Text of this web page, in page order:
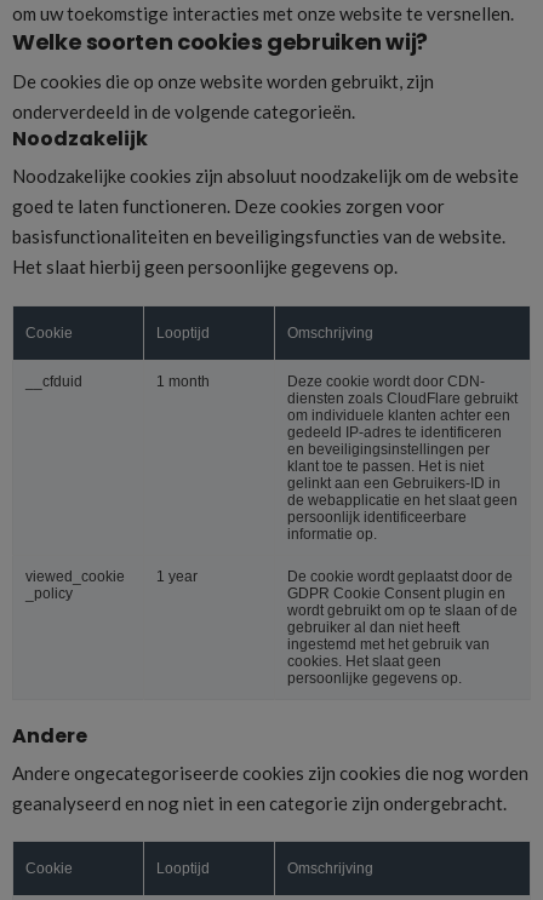
om uw toekomstige interacties met onze website te versnellen.
Welke soorten cookies gebruiken wij?
De cookies die op onze website worden gebruikt, zijn
onderverdeeld in de volgende categorieën.
Noodzakelijk
Noodzakelijke cookies zijn absoluut noodzakelijk om de website
goed te laten functioneren. Deze cookies zorgen voor
basisfunctionaliteiten en beveiligingsfuncties van de website.
Het slaat hierbij geen persoonlijke gegevens op.
Cookie Looptijd Omschrijving
__cfduid 1 month
Deze cookie wordt door CDN-
diensten zoals CloudFlare gebruikt
om individuele klanten achter een
gedeeld IP-adres te identificeren
en beveiligingsinstellingen per
klant toe te passen. Het is niet
gelinkt aan een Gebruikers-ID in
de webapplicatie en het slaat geen
persoonlijk identificeerbare
informatie op.
viewed_cookie
_policy
1 year
De cookie wordt geplaatst door de
GDPR Cookie Consent plugin en
wordt gebruikt om op te slaan of de
gebruiker al dan niet heeft
ingestemd met het gebruik van
cookies. Het slaat geen
persoonlijke gegevens op.
Andere
Andere ongecategoriseerde cookies zijn cookies die nog worden
geanalyseerd en nog niet in een categorie zijn ondergebracht.
Cookie Looptijd Omschrijving